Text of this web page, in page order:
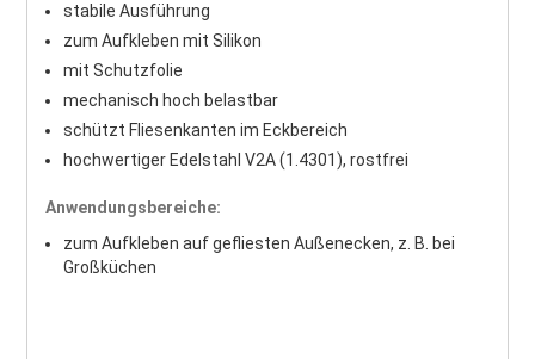
stabile Ausführung
zum Aufkleben mit Silikon
mit Schutzfolie
mechanisch hoch belastbar
schützt Fliesenkanten im Eckbereich
hochwertiger Edelstahl V2A (1.4301), rostfrei
Anwendungsbereiche:
zum Aufkleben auf gefliesten Außenecken, z. B. bei
Großküchen